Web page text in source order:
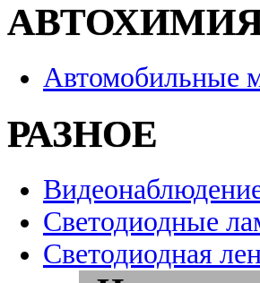
Автомобильные
РАЗНОЕ
Светодиодные
Светодиодная